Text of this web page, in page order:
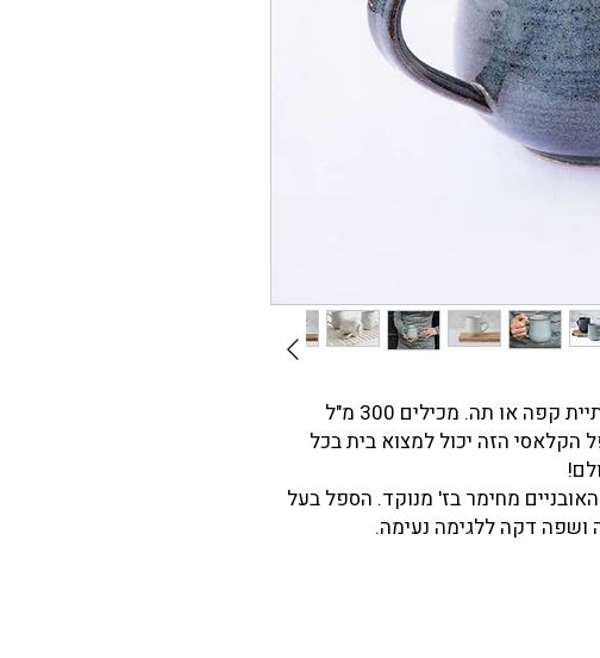
ספלי קרמיקה דקים ונעימים לשתיית קפה או תה. מכילים 300 מ"ל
הקלאסי הזה יכול למצוא בית בכל
מחימר בז' מנוקד. הספל בעל
ושפה דקה ללגימה נעימה.